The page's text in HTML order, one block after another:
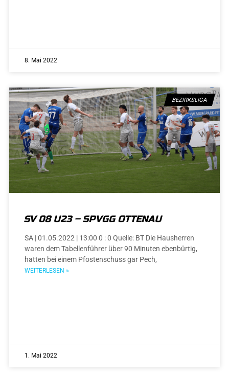
8. Mai 2022
BEZIRKSLIGA
SV 08 U23 – SPVGG OTTENAU
SA | 01.05.2022 | 13:00 0 : 0 Quelle: BT Die Hausherren
waren dem Tabellenführer über 90 Minuten ebenbürtig,
hatten bei einem Pfostenschuss gar Pech,
WEITERLESEN »
1. Mai 2022